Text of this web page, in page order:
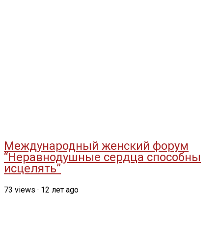
Международный женский форум
“Неравнодушные сердца способны
исцелять”
73 views · 12 лет ago